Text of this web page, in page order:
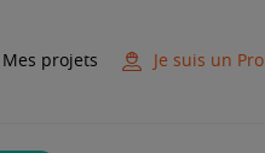
Mes projets Je suis un Pro